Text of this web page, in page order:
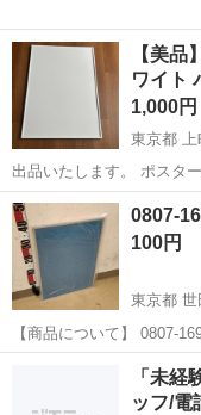
【美品
ワイト
1,000円
東京都 上
出品いたします
ト） ※バ…
東京 世田谷区 上
0807-
100円
東京都 世
【商品について】 0807-
世田谷区 オ
「未経
ッフ/電